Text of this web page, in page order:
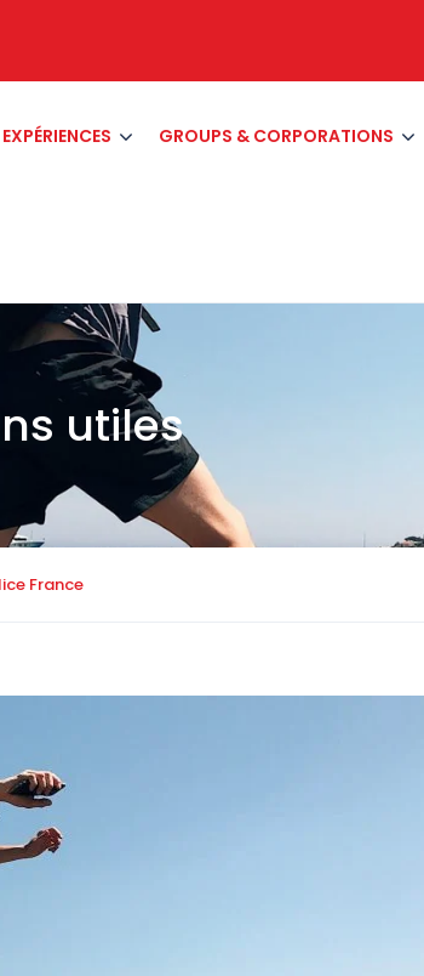
GROUPS & CORPORATIONS
utiles
France